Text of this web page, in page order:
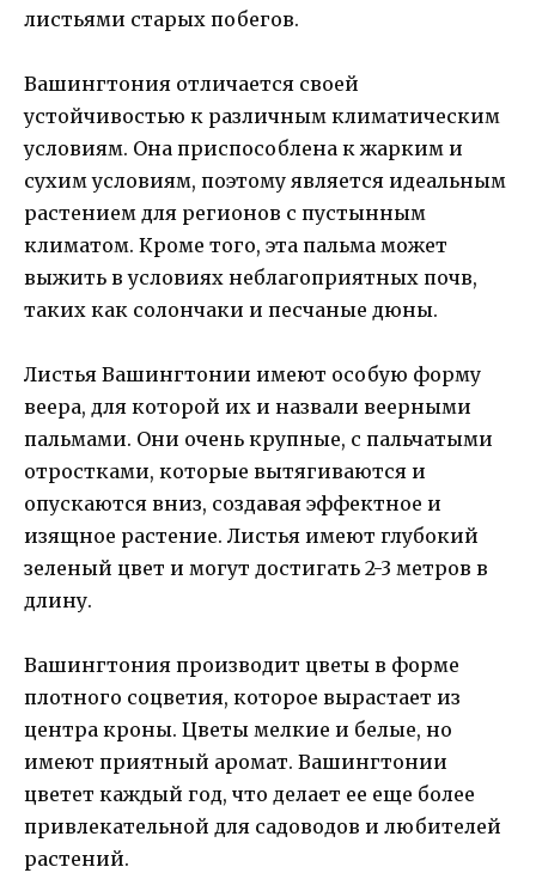
листьями старых побегов.
Вашингтония отличается своей
устойчивостью к различным климатическим
условиям. Она приспособлена к жарким и
сухим условиям, поэтому является идеальным
растением для регионов с пустынным
климатом. Кроме того, эта пальма может
выжить в условиях неблагоприятных почв,
таких как солончаки и песчаные дюны.
Листья Вашингтонии имеют особую форму
веера, для которой их и назвали веерными
пальмами. Они очень крупные, с пальчатыми
отростками, которые вытягиваются и
опускаются вниз, создавая эффектное и
изящное растение. Листья имеют глубокий
зеленый цвет и могут достигать 2-3 метров в
длину.
Вашингтония производит цветы в форме
плотного соцветия, которое вырастает из
центра кроны. Цветы мелкие и белые, но
имеют приятный аромат. Вашингтонии
цветет каждый год, что делает ее еще более
привлекательной для садоводов и любителей
растений.